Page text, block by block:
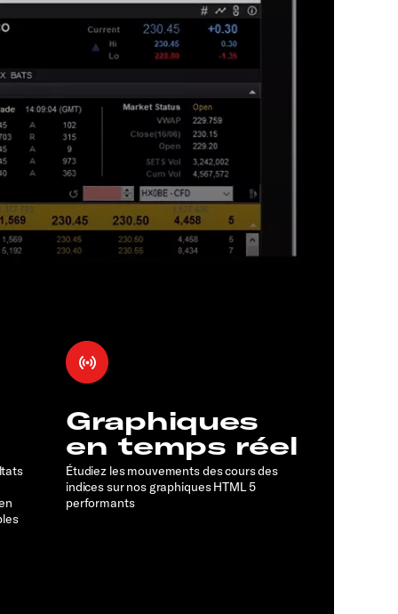
Graphiques
en temps réel
Étudiez les mouvements des cours des
indices sur nos graphiques HTML 5
performants